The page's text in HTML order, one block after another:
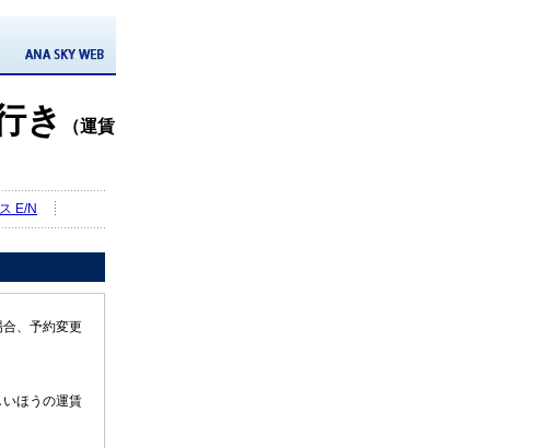
き
（運賃
E/N
、予約変更
ほうの運賃